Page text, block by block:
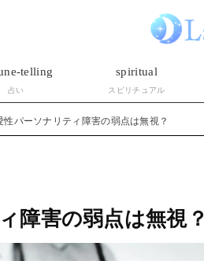
telling
占い
spiritual
スピリチュアル
性パーソナリティ障害の弱点は無視？
障害の弱点は無視？